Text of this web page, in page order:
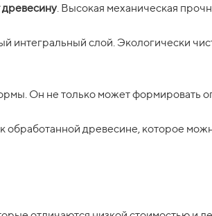
. Высокая механическая
интегральный слой. Экологически
Он не только может
древесине, которое